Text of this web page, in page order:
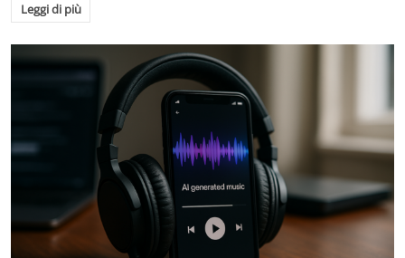
Leggi di più